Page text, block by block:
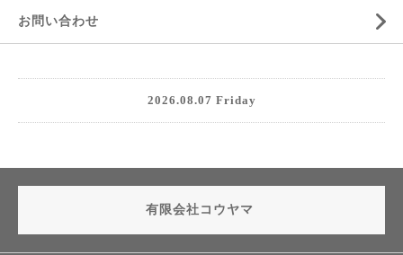
お問い合わせ
2026.08.07 Friday
有限会社コウヤマ